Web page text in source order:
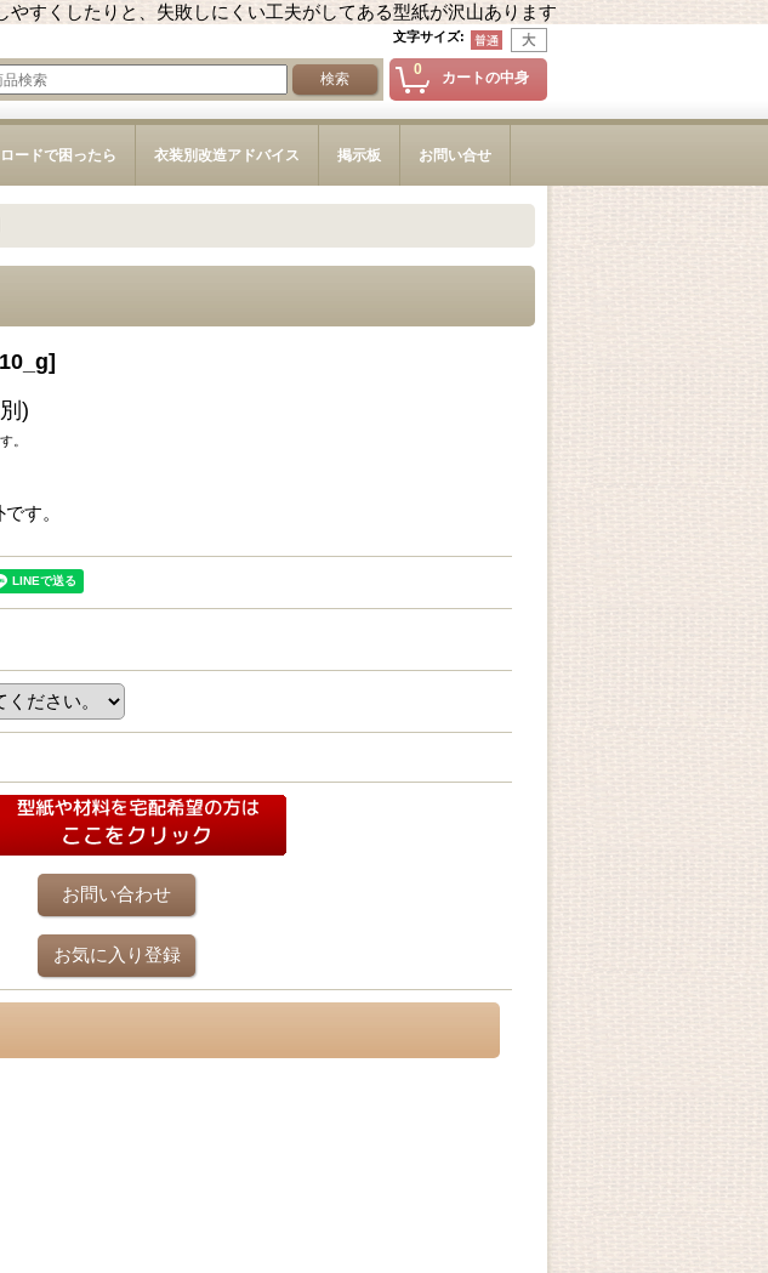
すくしたりと、失敗しにくい工夫がしてある型紙が沢山あります
文字サイズ:
0 カートの中身
ードで困ったら 衣装別改造アドバイス 掲示板 お問い合せ
]
)
。
す。
お問い合わせ
お気に入り登録